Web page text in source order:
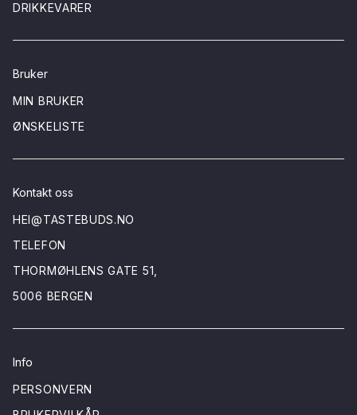
DRIKKEVARER
Bruker
MIN BRUKER
ØNSKELISTE
Kontakt oss
HEI@TASTEBUDS.NO
TELEFON
THORMØHLENS GATE 51,
5006 BERGEN
Info
PERSONVERN